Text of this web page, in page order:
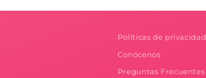
Políticas de privacidad
Conócenos
Preguntas Frecuentes